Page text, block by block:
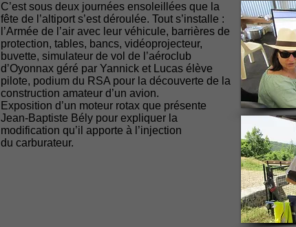
C’est sous deux journées ensoleillées que la
fête de l’altiport s’est déroulée. Tout s’installe :
l’Armée de l’air avec leur véhicule, barrières de
protection, tables, bancs, vidéoprojecteur,
buvette, simulateur de vol de l’aéroclub
d’Oyonnax géré par Yannick et Lucas élève
pilote, podium du RSA pour la découverte de la
construction amateur d’un avion.
Exposition d’un moteur rotax que présente
Jean-Baptiste Bély pour expliquer la
modification qu’il apporte à l’injection
du carburateur.